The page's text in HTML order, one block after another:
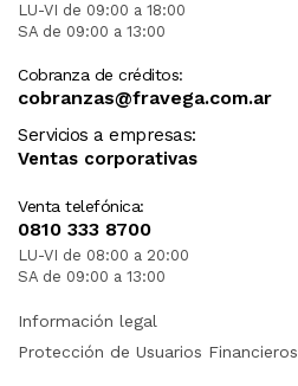
LU-VI de 09:00 a 18:00
SA de 09:00 a 13:00
Cobranza de créditos:
cobranzas@fravega.com.ar
Servicios a empresas:
Ventas corporativas
Venta telefónica:
0810 333 8700
LU-VI de 08:00 a 20:00
SA de 09:00 a 13:00
Información legal
Protección de Usuarios Financieros